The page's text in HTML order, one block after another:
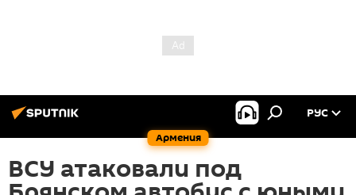
Армения
РУС
ВСУ атаковали под